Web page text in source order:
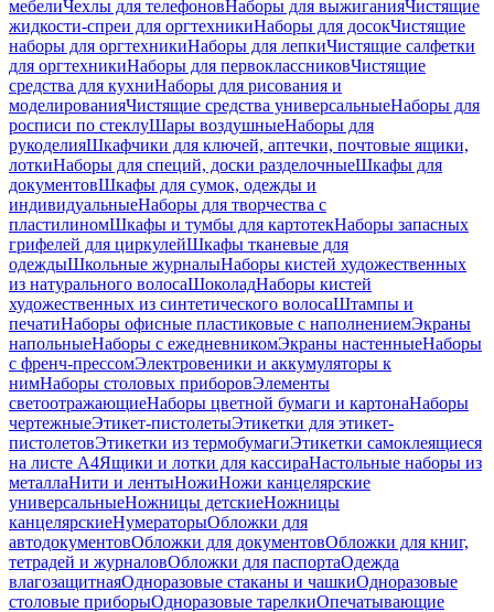
мебелиЧехлы для телефоновНаборы для выжиганияЧистящие
жидкости-спреи для оргтехникиНаборы для досокЧистящие
наборы для оргтехникиНаборы для лепкиЧистящие салфетки
для оргтехникиНаборы для первоклассниковЧистящие
средства для кухниНаборы для рисования и
моделированияЧистящие средства универсальныеНаборы для
росписи по стеклуШары воздушныеНаборы для
рукоделияШкафчики для ключей, аптечки, почтовые ящики,
лоткиНаборы для специй, доски разделочныеШкафы для
документовШкафы для сумок, одежды и
индивидуальныеНаборы для творчества с
пластилиномШкафы и тумбы для картотекНаборы запасных
грифелей для циркулейШкафы тканевые для
одеждыШкольные журналыНаборы кистей художественных
из натурального волосаШоколадНаборы кистей
художественных из синтетического волосаШтампы и
печатиНаборы офисные пластиковые с наполнениемЭкраны
напольныеНаборы с ежедневникомЭкраны настенныеНаборы
с френч-прессомЭлектровеники и аккумуляторы к
нимНаборы столовых приборовЭлементы
светоотражающиеНаборы цветной бумаги и картонаНаборы
чертежныеЭтикет-пистолетыЭтикетки для этикет-
пистолетовЭтикетки из термобумагиЭтикетки самоклеящиеся
на листе А4Ящики и лотки для кассираНастольные наборы из
металлаНити и лентыНожиНожи канцелярские
универсальныеНожницы детскиеНожницы
канцелярскиеНумераторыОбложки для
автодокументовОбложки для документовОбложки для книг,
тетрадей и журналовОбложки для паспортаОдежда
влагозащитнаяОдноразовые стаканы и чашкиОдноразовые
столовые приборыОдноразовые тарелкиОпечатывающие